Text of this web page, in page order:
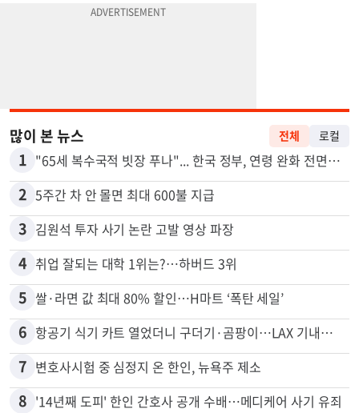
많이 본 뉴스 전체 로컬
1 "65세 복수국적 빗장 푸나"... 한국 정부, 연령 완화 전면 추진
2 5주간 차 안 몰면 최대 600불 지급
3 김원석 투자 사기 논란 고발 영상 파장
4 취업 잘되는 대학 1위는?…하버드 3위
5 쌀·라면 값 최대 80% 할인…H마트 ‘폭탄 세일’
6 항공기 식기 카트 열었더니 구더기·곰팡이…LAX 기내식 업체 논란
7 변호사시험 중 심정지 온 한인, 뉴욕주 제소
8 '14년째 도피' 한인 간호사 공개 수배…메디케어 사기 유죄